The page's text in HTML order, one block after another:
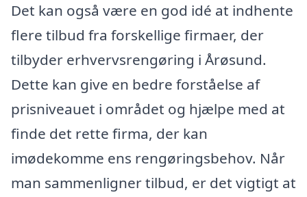
Det kan også være en god idé at indhente
flere tilbud fra forskellige firmaer, der
tilbyder erhvervsrengøring i Årøsund.
Dette kan give en bedre forståelse af
prisniveauet i området og hjælpe med at
finde det rette firma, der kan
imødekomme ens rengøringsbehov. Når
man sammenligner tilbud, er det vigtigt at